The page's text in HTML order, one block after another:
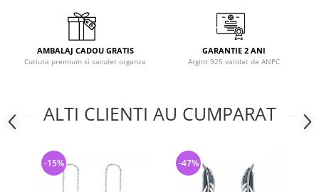
AMBALAJ CADOU GRATIS
Cutiuta premium si saculet organza
GARANTIE 2 ANI
Argint 925 validat de ANPC
ALTI CLIENTI AU CUMPARAT
-15% -47%